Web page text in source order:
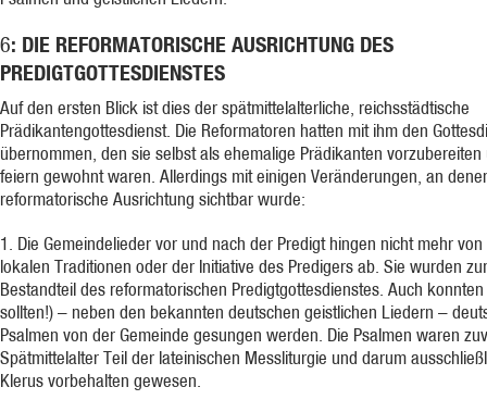
6: DIE REFORMATORISCHE AUSRICHTUNG DES
PREDIGTGOTTESDIENSTES
Auf den ersten Blick ist dies der spätmittelalterliche, reichsstädtische
Prädikantengottesdienst. Die Reformatoren hatten mit ihm den
übernommen, den sie selbst als ehemalige Prädikanten vorzubereiten
feiern gewohnt waren. Allerdings mit einigen Veränderungen, an
reformatorische Ausrichtung sichtbar wurde:
1. Die Gemeindelieder vor und nach der Predigt hingen nicht mehr
lokalen Traditionen oder der Initiative des Predigers ab. Sie wurden
Bestandteil des reformatorischen Predigtgottesdienstes. Auch
sollten!) – neben den bekannten deutschen geistlichen Liedern –
Psalmen von der Gemeinde gesungen werden. Die Psalmen waren
Spätmittelalter Teil der lateinischen Messliturgie und darum
Klerus vorbehalten gewesen.